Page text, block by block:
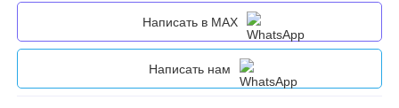
Написать в MAX
Написать нам